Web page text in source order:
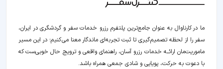
ما در کارناوال به عنوان جامع‌ترین پلتفرم رزرو خدمات سفر و گردشگری در ایران،
سفر را از لحظه‌ تصمیم‌گیری تا ثبت تجربه‌ای ماندگار معنا می‌کنیم؛ در این مسیر‍
ماموریت‌مان اراﺋــﻪ خدمات رزرو آسان، راهنمای واقعی و ترویج حال خوبی‌ست که
با دعوت به حرکت، پویایی و شادی جمعی همراه باشد.